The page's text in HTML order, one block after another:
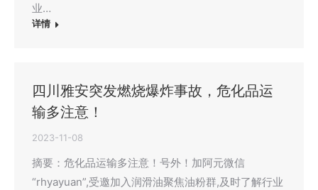
业…
详情
四川雅安突发燃烧爆炸事故，危化品运
输多注意！
2023-11-08
摘要：危化品运输多注意！号外！加阿元微信
“rhyayuan”,受邀加入润滑油聚焦油粉群,及时了解行业